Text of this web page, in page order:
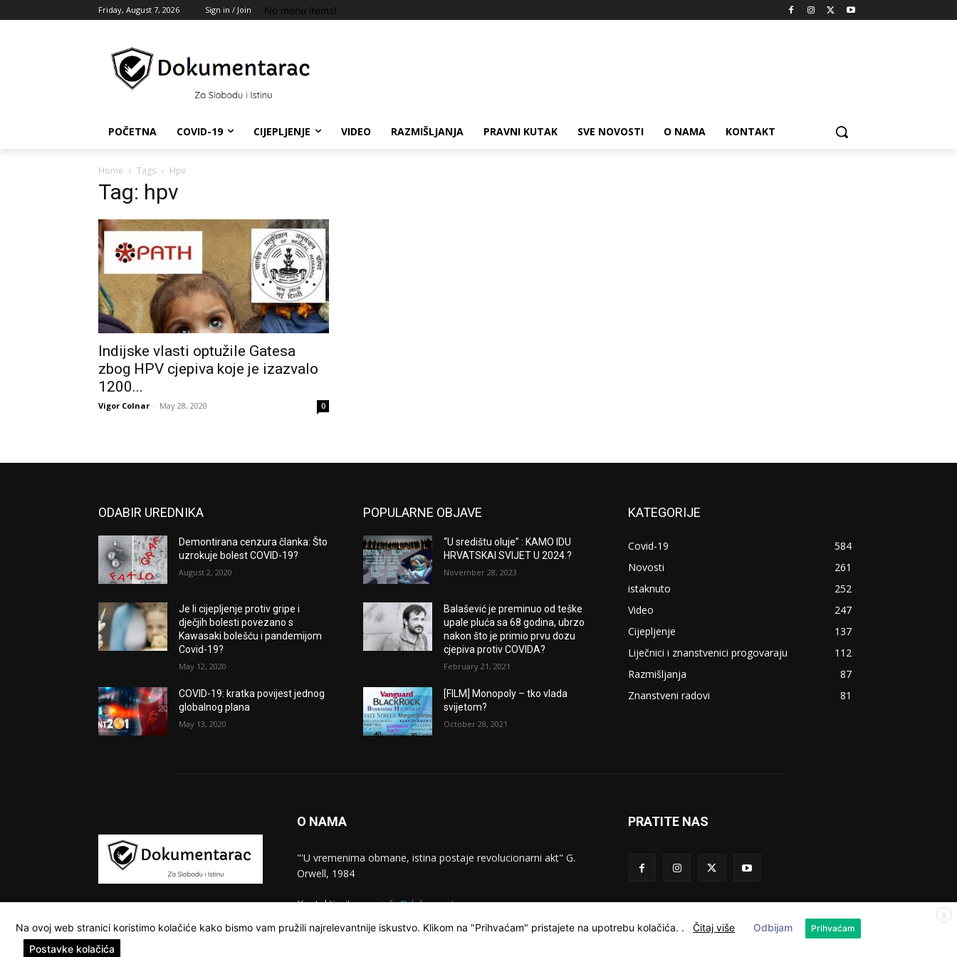
Friday, August 7, 2026 Sign in / Join No menu items!
POČETNA COVID-19 CIJEPLJENJE VIDEO RAZMIŠLJANJA PRAVNI KUTAK SVE NOVOSTI O NAMA KONTAKT
Home Tags Hpv
Tag: hpv
Indijske vlasti optužile Gatesa
zbog HPV cjepiva koje je izazvalo
1200...
Vigor Colnar - May 28, 2020 0
ODABIR UREDNIKA
Demontirana cenzura članka: Što
uzrokuje bolest COVID-19?
August 2, 2020
Je li cijepljenje protiv gripe i
dječjih bolesti povezano s
Kawasaki bolešću i pandemijom
Covid-19?
May 12, 2020
COVID-19: kratka povijest jednog
globalnog plana
May 13, 2020
POPULARNE OBJAVE
“U središtu oluje” : KAMO IDU
HRVATSKAI SVIJET U 2024.?
November 28, 2023
Balašević je preminuo od teške
upale pluća sa 68 godina, ubrzo
nakon što je primio prvu dozu
cjepiva protiv COVIDA?
February 21, 2021
[FILM] Monopoly – tko vlada
svijetom?
October 28, 2021
KATEGORIJE
Covid-19
584
Novosti
261
istaknuto
252
Video
247
Cijepljenje
137
Liječnici i znanstvenici progovaraju
112
Razmišljanja
87
Znanstveni radovi
81
O NAMA
"'U vremenima obmane, istina postaje revolucionarni akt" G.
Orwell, 1984
Kontaktirajte nas:info@dokumentarac.com
PRATITE NAS
X
Na ovoj web stranici koristimo kolačiće kako bismo vam pružili najrelevantnije iskustvo. Klikom na "Prihvaćam" pristajete na upotrebu kolačića. . Čitaj više Odbijam Prihvaćam
Postavke kolačića